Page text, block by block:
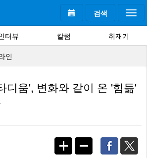
검색
터뷰 칼럼 취재기
인
디움', 변화와 같이 온 '힘듦'